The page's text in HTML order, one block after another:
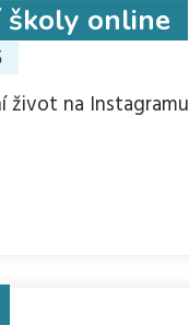
školy online
život na Instagramu